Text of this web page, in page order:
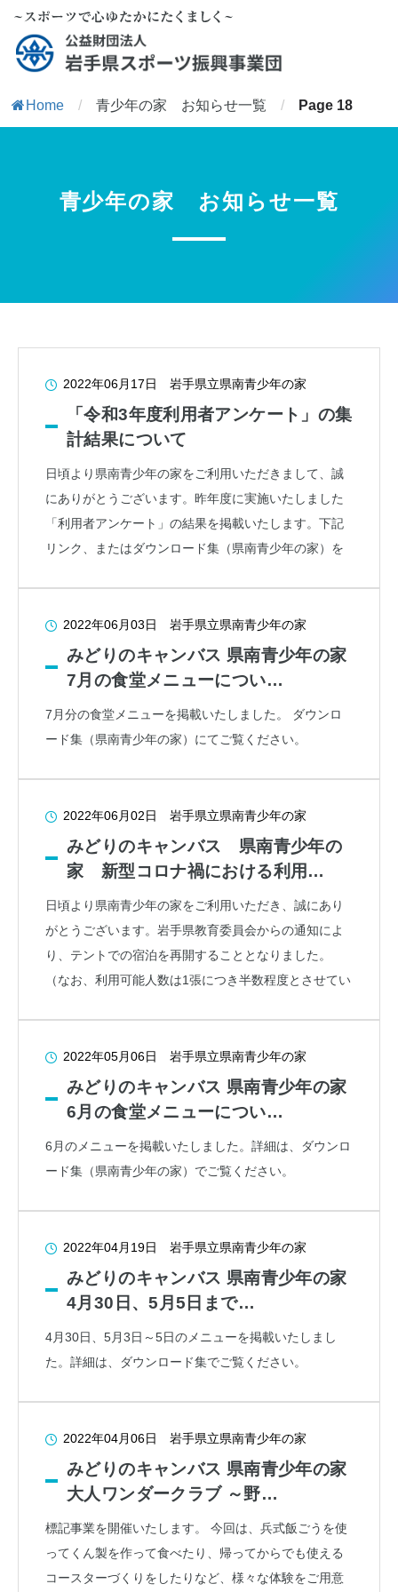
Home / 青少年の家 お知らせ一覧 / Page 18
青少年の家 お知らせ一覧
2022年06月17日 岩手県立県南青少年の家
「令和3年度利用者アンケート」の集
計結果について
日頃より県南青少年の家をご利用いただきまして、誠
にありがとうございます。昨年度に実施いたしました
「利用者アンケート」の結果を掲載いたします。下記
リンク、またはダウンロード集（県南青少年の家）を
2022年06月03日 岩手県立県南青少年の家
みどりのキャンバス 県南青少年の家
7月の食堂メニューについ…
7月分の食堂メニューを掲載いたしました。 ダウンロ
ード集（県南青少年の家）にてご覧ください。
2022年06月02日 岩手県立県南青少年の家
みどりのキャンバス 県南青少年の
家 新型コロナ禍における利用…
日頃より県南青少年の家をご利用いただき、誠にあり
がとうございます。岩手県教育委員会からの通知によ
り、テントでの宿泊を再開することとなりました。
（なお、利用可能人数は1張につき半数程度とさせてい
2022年05月06日 岩手県立県南青少年の家
みどりのキャンバス 県南青少年の家
6月の食堂メニューについ…
6月のメニューを掲載いたしました。詳細は、ダウンロ
ード集（県南青少年の家）でご覧ください。
2022年04月19日 岩手県立県南青少年の家
みどりのキャンバス 県南青少年の家
4月30日、5月5日まで…
4月30日、5月3日～5日のメニューを掲載いたしまし
た。詳細は、ダウンロード集でご覧ください。
2022年04月06日 岩手県立県南青少年の家
みどりのキャンバス 県南青少年の家
大人ワンダークラブ ～野…
標記事業を開催いたします。 今回は、兵式飯ごうを使
ってくん製を作って食べたり、帰ってからでも使える
コースターづくりをしたりなど、様々な体験をご用意